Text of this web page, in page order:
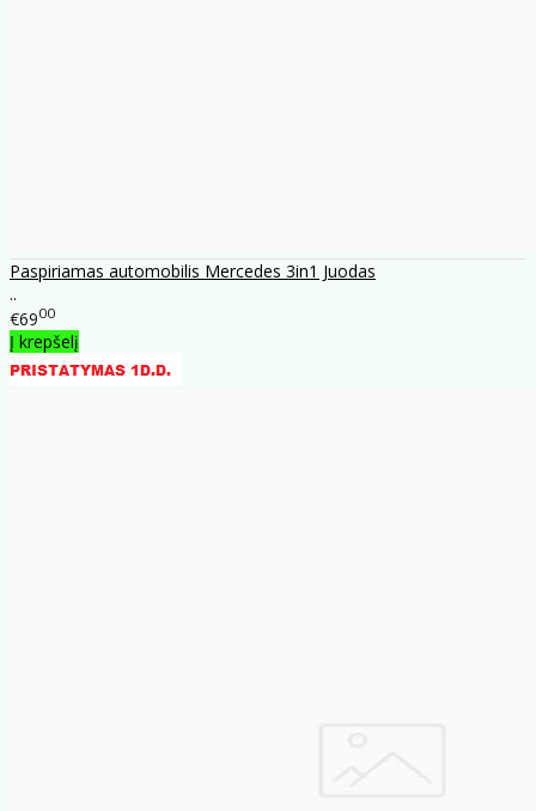
Paspiriamas automobilis Mercedes 3in1 Juodas
..
€6900
Į krepšelį